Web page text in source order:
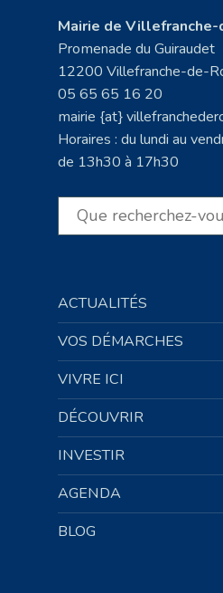
Mairie de Villefranche-
Promenade du Guiraudet
12200 Villefranche-de-
05 65 65 16 20
mairie {at}
Horaires : du lundi au
de 13h30 à 17h30
Rechercher
ACTUALITÉS
VOS DÉMARCHES
VIVRE ICI
DÉCOUVRIR
INVESTIR
AGENDA
BLOG